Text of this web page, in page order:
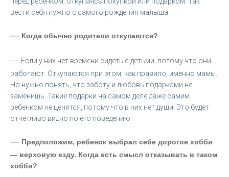
вести себя нужно с самого рождения малыша.
— Когда обычно родители откупаются?
— Если у них нет времени сидеть с детьми, потому что они
работают. Откупаются при этом, как правило, именно мамы.
Но нужно понять, что заботу и любовь подарками не
заменишь. Такие подарки на самом деле даже самим
ребенком не ценятся, потому что в них нет души. Это будет
отчетливо видно по его поведению.
— Предположим, ребенок выбрал себе дорогое хобби
— верховую езду. Когда есть смысл отказывать в таком
хобби?